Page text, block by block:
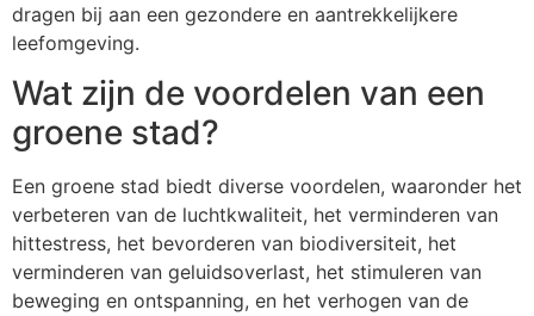
dragen bij aan een gezondere en aantrekkelijkere
leefomgeving.
Wat zijn de voordelen van een
groene stad?
Een groene stad biedt diverse voordelen, waaronder het
verbeteren van de luchtkwaliteit, het verminderen van
hittestress, het bevorderen van biodiversiteit, het
verminderen van geluidsoverlast, het stimuleren van
beweging en ontspanning, en het verhogen van de